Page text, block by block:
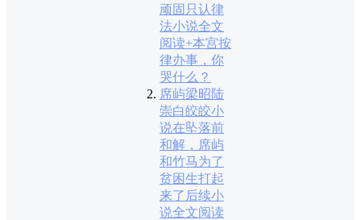
顽固只认律
法小说全文
阅读+本宫按
律办事，你
哭什么？
席屿梁昭陆
崇白皎皎小
说在坠落前
和解，席屿
和竹马为了
贫困生打起
来了后续小
说全文阅读